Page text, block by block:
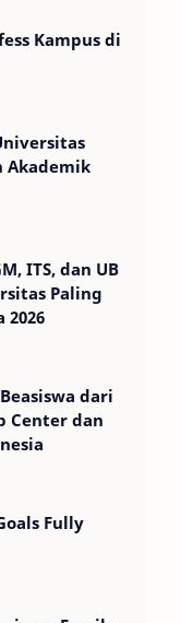
Kampus di
Akademik
ITS, dan UB
Paling
2026
dari
Center dan
Fully